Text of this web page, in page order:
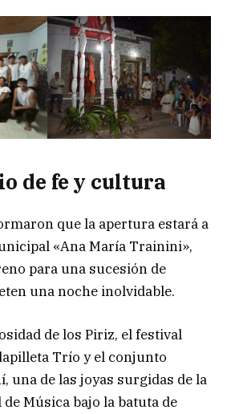
de fe y cultura
que la apertura estará a
«Ana María Trainini»,
para una sucesión de
una noche inolvidable.
de los Piriz, el festival
Trío y el conjunto
una de las joyas surgidas de la
Música bajo la batuta de